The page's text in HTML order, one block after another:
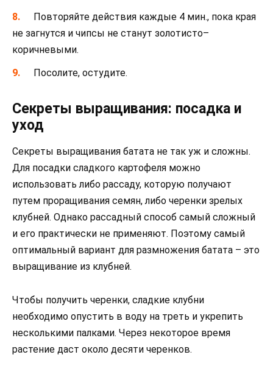
Повторяйте действия каждые 4 мин., пока края
не загнутся и чипсы не станут золотисто–
коричневыми.
Посолите, остудите.
Секреты выращивания: посадка и
уход
Секреты выращивания батата не так уж и сложны.
Для посадки сладкого картофеля можно
использовать либо рассаду, которую получают
путем проращивания семян, либо черенки зрелых
клубней. Однако рассадный способ самый сложный
и его практически не применяют. Поэтому самый
оптимальный вариант для размножения батата – это
выращивание из клубней.
Чтобы получить черенки, сладкие клубни
необходимо опустить в воду на треть и укрепить
несколькими палками. Через некоторое время
растение даст около десяти черенков.